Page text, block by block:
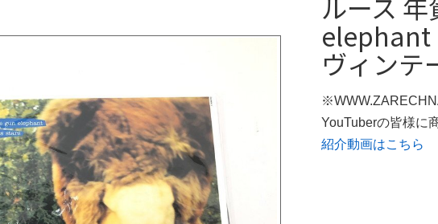
elephant
ヴィンテ
YouTuberの皆様に
紹介動画はこちら